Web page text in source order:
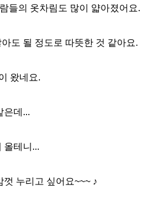
들의 옷차림도 많이 얇아졌어요.
도 될 정도로 따뜻한 것 같아요.
왔네요.
은데...
올테니...
껏 누리고 싶어요~~~ ♪